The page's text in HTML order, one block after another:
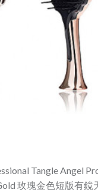
Tangle Angel
玫瑰金色短版有鏡